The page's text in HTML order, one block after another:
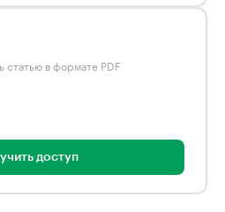
статью в формате PDF
доступ